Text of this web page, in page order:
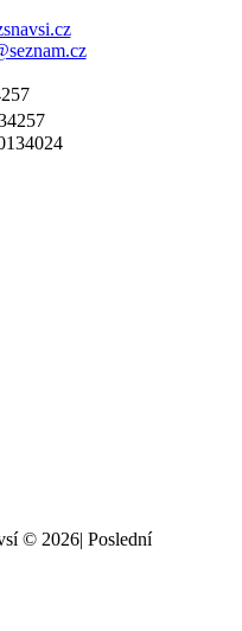
© 2026| Poslední